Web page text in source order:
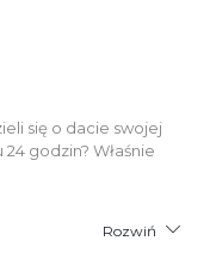
się o dacie swojej
godzin? Właśnie
Rozwiń